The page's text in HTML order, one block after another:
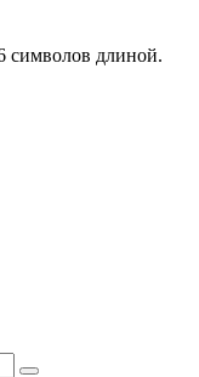
символов длиной.